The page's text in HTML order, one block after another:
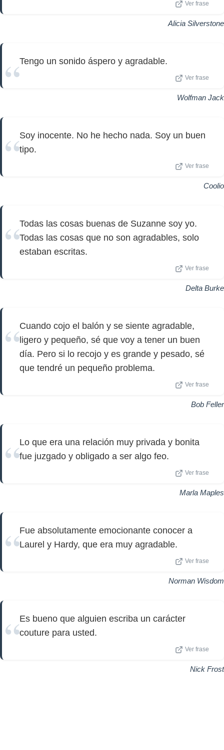
Ver frase
Alicia Silverstone
Tengo un sonido áspero y agradable.
Ver frase
Wolfman Jack
Soy inocente. No he hecho nada. Soy un buen
tipo.
Ver frase
Coolio
Todas las cosas buenas de Suzanne soy yo.
Todas las cosas que no son agradables, solo
estaban escritas.
Ver frase
Delta Burke
Cuando cojo el balón y se siente agradable,
ligero y pequeño, sé que voy a tener un buen
día. Pero si lo recojo y es grande y pesado, sé
que tendré un pequeño problema.
Ver frase
Bob Feller
Lo que era una relación muy privada y bonita
fue juzgado y obligado a ser algo feo.
Ver frase
Marla Maples
Fue absolutamente emocionante conocer a
Laurel y Hardy, que era muy agradable.
Ver frase
Norman Wisdom
Es bueno que alguien escriba un carácter
couture para usted.
Ver frase
Nick Frost